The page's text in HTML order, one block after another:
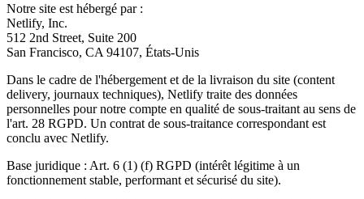
Notre site est hébergé par :
Netlify, Inc.
512 2nd Street, Suite 200
San Francisco, CA 94107, États-Unis
Dans le cadre de l'hébergement et de la livraison du site (content
delivery, journaux techniques), Netlify traite des données
personnelles pour notre compte en qualité de sous-traitant au sens de
l'art. 28 RGPD. Un contrat de sous-traitance correspondant est
conclu avec Netlify.
Base juridique : Art. 6 (1) (f) RGPD (intérêt légitime à un
fonctionnement stable, performant et sécurisé du site).